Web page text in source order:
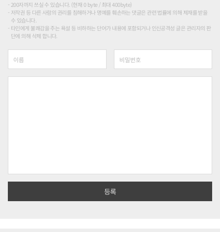
200자까지 쓰실 수 있습니다. (현재 0 byte / 최대 400byte)
저작권 등 다른 사람의 권리를 침해하거나 명예를 훼손하는 댓글은 관련 법률에 의해 제재를 받을
수 있습니다.
타인에게 불쾌감을 주는 욕설 등 비하하는 단어가 내용에 포함되거나 인신공격성 글은 관리자의 판
단에 의해 삭제 합니다.